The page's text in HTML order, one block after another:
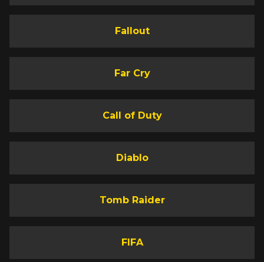
Fallout
Far Cry
Call of Duty
Diablo
Tomb Raider
FIFA